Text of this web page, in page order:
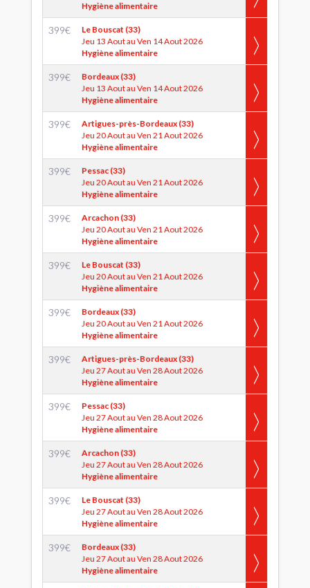
Hygiène alimentaire
399€
Le Bouscat (33)
Jeu 13 Aout au Ven 14 Aout 2026
Hygiène alimentaire
399€
Bordeaux (33)
Jeu 13 Aout au Ven 14 Aout 2026
Hygiène alimentaire
399€
Artigues-près-Bordeaux (33)
Jeu 20 Aout au Ven 21 Aout 2026
Hygiène alimentaire
399€
Pessac (33)
Jeu 20 Aout au Ven 21 Aout 2026
Hygiène alimentaire
399€
Arcachon (33)
Jeu 20 Aout au Ven 21 Aout 2026
Hygiène alimentaire
399€
Le Bouscat (33)
Jeu 20 Aout au Ven 21 Aout 2026
Hygiène alimentaire
399€
Bordeaux (33)
Jeu 20 Aout au Ven 21 Aout 2026
Hygiène alimentaire
399€
Artigues-près-Bordeaux (33)
Jeu 27 Aout au Ven 28 Aout 2026
Hygiène alimentaire
399€
Pessac (33)
Jeu 27 Aout au Ven 28 Aout 2026
Hygiène alimentaire
399€
Arcachon (33)
Jeu 27 Aout au Ven 28 Aout 2026
Hygiène alimentaire
399€
Le Bouscat (33)
Jeu 27 Aout au Ven 28 Aout 2026
Hygiène alimentaire
399€
Bordeaux (33)
Jeu 27 Aout au Ven 28 Aout 2026
Hygiène alimentaire